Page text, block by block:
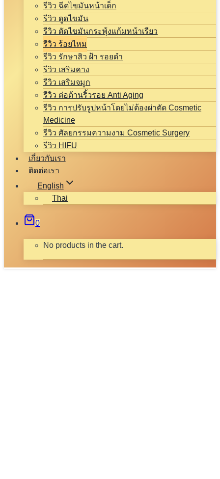
รีวิว ฉีดไขมันหน้าเด็ก
รีวิว ดูดไขมัน
รีวิว ตัดไขมันกระพุ้งแก้มหน้าเรียว
รีวิว ร้อยไหม
รีวิว รักษาสิว ฝ้า รอยดำ
รีวิว เสริมคาง
รีวิว เสริมจมูก
รีวิว ต่อต้านริ้วรอย Anti Aging
รีวิว การปรับรูปหน้าโดยไม่ต้องผ่าตัด Cosmetic
Medicine
รีวิว ศัลยกรรมความงาม Cosmetic Surgery
รีวิว HIFU
เกี่ยวกับเรา
ติดต่อเรา
English
Thai
0
No products in the cart.